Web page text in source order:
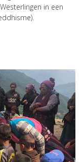
in een